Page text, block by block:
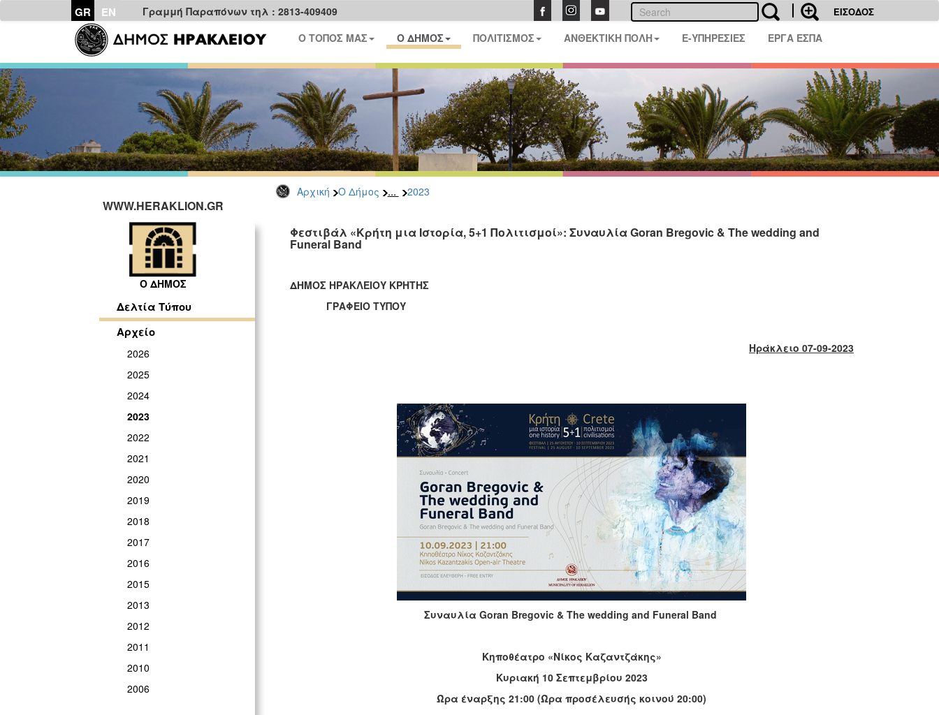
GR EN Γραμμή Παραπόνων τηλ : 2813-409409 ΕΙΣΟΔΟΣ
Ο ΤΟΠΟΣ ΜΑΣ Ο ΔΗΜΟΣ ΠΟΛΙΤΙΣΜΟΣ ΑΝΘΕΚΤΙΚΗ ΠΟΛΗ E-ΥΠΗΡΕΣΙΕΣ ΕΡΓΑ ΕΣΠΑ
Αρχική Ο Δήμος ... 2023
WWW.HERAKLION.GR
Ο ΔΗΜΟΣ
Δελτία Τύπου
Αρχείο
2026
2025
2024
2023
2022
2021
2020
2019
2018
2017
2016
2015
2013
2012
2011
2010
2006
Φεστιβάλ «Κρήτη μια Ιστορία, 5+1 Πολιτισμοί»: Συναυλία Goran Bregovic & The wedding and
Funeral Band
ΔΗΜΟΣ ΗΡΑΚΛΕΙΟΥ ΚΡΗΤΗΣ
ΓΡΑΦΕΙΟ ΤΥΠΟΥ
Ηράκλειο 07-09-2023
Συναυλία Goran Bregovic & The wedding and Funeral Band
Κηποθέατρο «Νίκος Καζαντζάκης»
Κυριακή 10 Σεπτεμβρίου 2023
Ώρα έναρξης 21:00 (Ώρα προσέλευσής κοινού 20:00)